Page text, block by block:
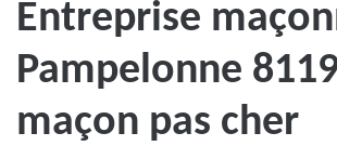
Entreprise
Pampelonne
maçon pas cher